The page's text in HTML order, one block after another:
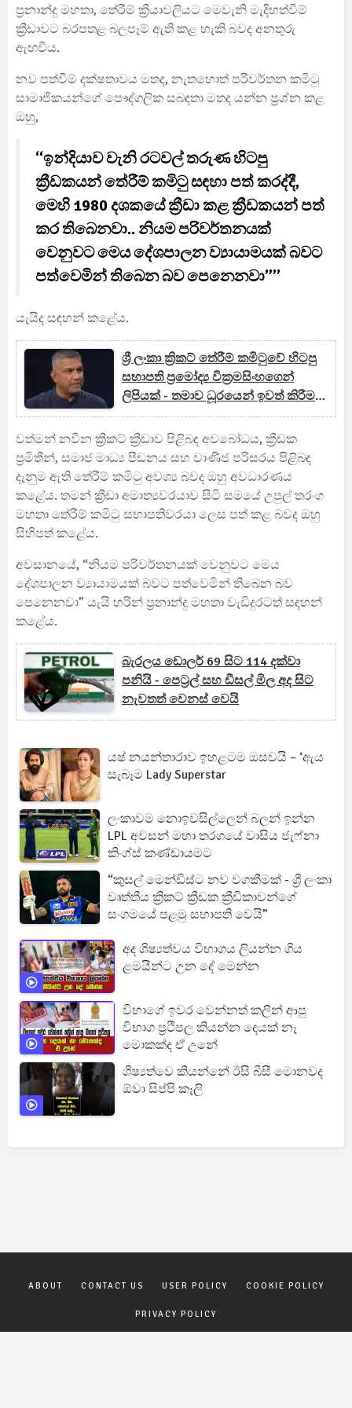
ප්‍රනාන්දු මහතා, තේරීම් ක්‍රියාවලියට මෙවැනි මැදිහත්වීම්
ක්‍රීඩාවට බරපතළ බලපෑම් ඇති කළ හැකි බවද අනතුරු
ඇඟවීය.
නව පත්වීම් දක්ෂතාවය මතද, නැතහොත් පරිවර්තන කමිටු
සාමාජිකයන්ගේ පෞද්ගලික සබඳතා මතද යන්න ප්‍රශ්න කළ
ඔහු,
“ඉන්දියාව වැනි රටවල් තරුණ හිටපු
ක්‍රීඩකයන් තේරීම් කමිටු සඳහා පත් කරද්දී,
මෙහි 1980 දශකයේ ක්‍රීඩා කළ ක්‍රීඩකයන් පත්
කර තිබෙනවා.. නියම පරිවර්තනයක්
වෙනුවට මෙය දේශපාලන ව්‍යායාමයක් බවට
පත්වෙමින් තිබෙන බව පෙනෙනවා””
යැයිද සඳහන් කළේය.
ශ්‍රී ලංකා ක්‍රිකට් තේරීම් කමිටුවේ හිටපු
සභාපති ප්‍රමෝද්‍ය වික්‍රමසිංහගෙන්
ලිපියක් - තමාව ධූරයෙන් ඉවත් කිරීම
ගැන ගැටලුවක්
වත්මන් නවීන ක්‍රිකට් ක්‍රීඩාව පිළිබඳ අවබෝධය, ක්‍රීඩක
ප්‍රමිතීන්, සමාජ මාධ්‍ය පීඩනය සහ වාණිජ පරිසරය පිළිබඳ
දැනුම ඇති තේරීම් කමිටු අවශ්‍ය බවද ඔහු අවධාරණය
කළේය. තමන් ක්‍රීඩා අමාත්‍යවරයාව සිටි සමයේ උපුල් තරංග
මහතා තේරීම් කමිටු සභාපතිවරයා ලෙස පත් කළ බවද ඔහු
සිහිපත් කළේය.
අවසානයේ, “නියම පරිවර්තනයක් වෙනුවට මෙය
දේශපාලන ව්‍යායාමයක් බවට පත්වෙමින් තිබෙන බව
පෙනෙනවා” යැයි හරින් ප්‍රනාන්දු මහතා වැඩිදුරටත් සඳහන්
කළේය.
බැරලය ඩොලර් 69 සිට 114 දක්වා
පනියි - පෙට්‍රල් සහ ඩීසල් මිල අද සිට
නැවතත් වෙනස් වෙයි
යෂ් නයන්තාරාව ඉහළටම ඔසවයි – ‘ඇය
සැබෑම Lady Superstar
ලංකාවම නොඉවසිල්ලෙන් බලන් ඉන්න
LPL අවසන් මහා තරගයේ වාසිය ජැෆ්නා
කිංග්ස් කණ්ඩායමට
“කුසල් මෙන්ඩිස්ට නව වගකීමක් - ශ්‍රී ලංකා
වෘත්තීය ක්‍රිකට් ක්‍රීඩක ක්‍රීඩිකාවන්ගේ
සංගමයේ පළමු සභාපති වෙයි”
අද ශිෂ්‍යත්වය විභාගය ලියන්න ගිය
ළමයින්ට උන දේ මෙන්න
විභාගේ ඉවර වෙන්නත් කලින් ආපු
විභාග ප්‍රථිපල කියන්න දෙයක් නෑ
මොකක්ද ඒ උනේ
ශිෂ්‍යත්වෙ කියන්නේ ඊසි බීසී මොනවද
ඕවා සිප්පි කෑලි
ABOUT CONTACT US USER POLICY COOKIE POLICY
PRIVACY POLICY